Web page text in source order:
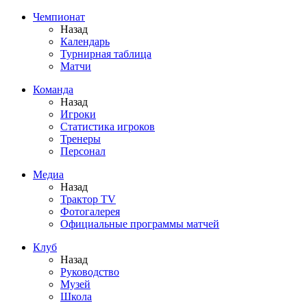
Чемпионат
Назад
Календарь
Турнирная таблица
Матчи
Команда
Назад
Игроки
Статистика игроков
Тренеры
Персонал
Медиа
Назад
Трактор TV
Фотогалерея
Официальные программы матчей
Клуб
Назад
Руководство
Музей
Школа